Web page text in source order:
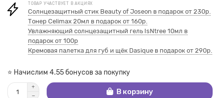
ТОВАР УЧАСТВУЕТ В АКЦИЯХ
Солнцезащитный стик Beauty of Joseon в подарок от 230р.
Тонер Celimax 20мл в подарок от 160р.
Увлажняющий солнцезащитный гель IsNtree 10мл в
подарок от 100р
Кремовая палетка для губ и щёк Dasique в подарок от 290р.
⭐ Начислим 4.55 бонусов за покупку
В корзину